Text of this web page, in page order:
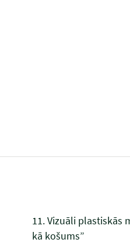
11. Vizuāli plastiskās
kā košums”